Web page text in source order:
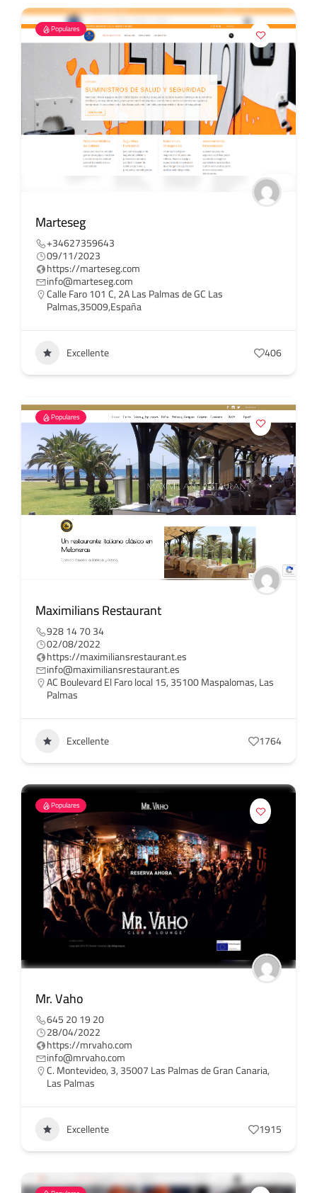
Populares
Marteseg
+34627359643
09/11/2023
https://marteseg.com
info@marteseg.com
Calle Faro 101 C, 2A Las Palmas de GC Las
Palmas,35009,España
Excellente 406
Populares
Maximilians Restaurant
928 14 70 34
02/08/2022
https://maximiliansrestaurant.es
info@maximiliansrestaurant.es
AC Boulevard El Faro local 15, 35100 Maspalomas, Las
Palmas
Excellente 1764
Populares
Mr. Vaho
645 20 19 20
28/04/2022
https://mrvaho.com
info@mrvaho.com
C. Montevideo, 3, 35007 Las Palmas de Gran Canaria,
Las Palmas
Excellente 1915